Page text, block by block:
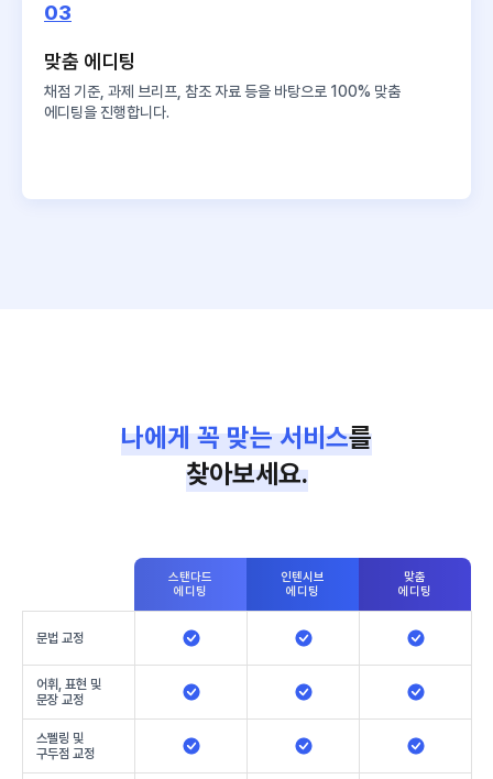
03
맞춤 에디팅
채점 기준, 과제 브리프, 참조 자료 등을 바탕으로 100% 맞춤
에디팅을 진행합니다.
나에게 꼭 맞는 서비스를
찾아보세요.
스탠다드
에디팅
인텐시브
에디팅
맞춤
에디팅
문법 교정
어휘, 표현 및
문장 교정
스펠링 및
구두점 교정